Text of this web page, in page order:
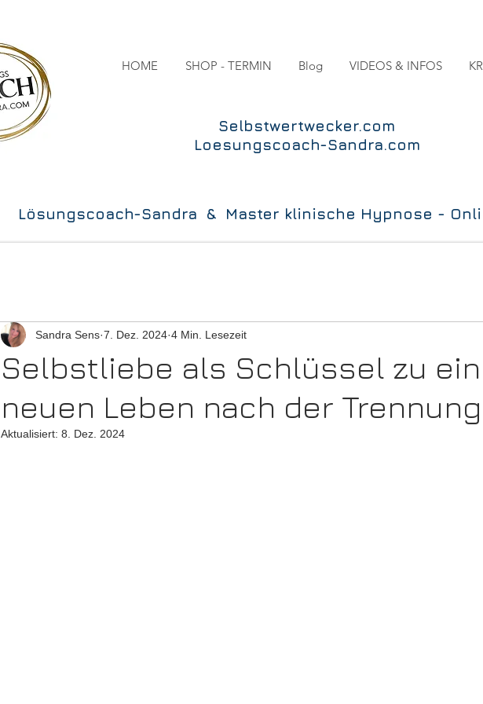
HOME SHOP - TERMIN Blog VIDEOS & INFOS
Selbstwertwecker.com
Loesungscoach-Sandra.com
Lösungscoach-Sandra & Master klinische Hypnose -
Selbstliebe als Schlüssel zu
neuen Leben nach der Trennung
Sandra Sens 7. Dez. 2024 4 Min. Lesezeit
Aktualisiert: 8. Dez. 2024